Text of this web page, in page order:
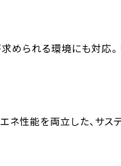
められる環境にも対応
性能を両立した、サス